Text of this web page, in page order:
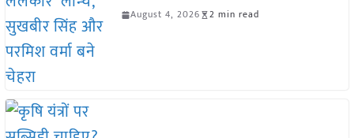
August 4, 2026 2 min read